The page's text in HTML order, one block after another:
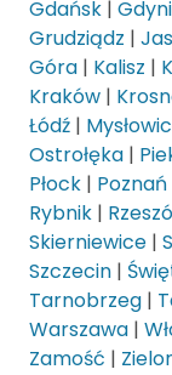
Gdańsk |
Grudziądz |
Góra | Kalisz |
Kraków |
Łódź |
Ostrołęka |
Płock | Poznań
Rybnik |
Skierniewice |
Szczecin |
Tarnobrzeg |
Warszawa |
Zamość |